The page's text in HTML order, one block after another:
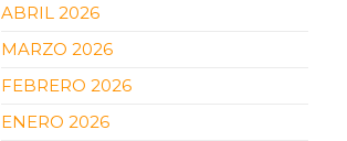
ABRIL 2026
MARZO 2026
FEBRERO 2026
ENERO 2026